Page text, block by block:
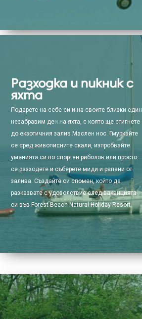
Разходка и пикник с
яхта
Подарете на себе си и на своите близки един
незабравим ден на яхта, с която ще стигнете
до екзотичния залив Маслен нос. Гмуркайте
се сред живописните скали, изпробвайте
уменията си по спортен риболов или просто
се разходете и съберете миди и рапани от
залива. Създайте си спомен, който да
разказвате с удоволствие след ваканцията
си във Forest Beach Natural Holiday Resort.